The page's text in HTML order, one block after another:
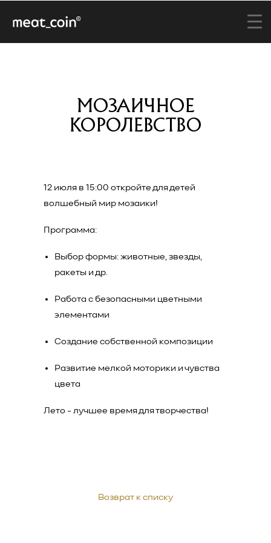
МОЗАИЧНОЕ
КОРОЛЕВСТВО
12 июля в 15:00 откройте для детей
волшебный мир мозаики!
Программа:
Выбор формы: животные, звезды,
ракеты и др.
Работа с безопасными цветными
элементами
Создание собственной композиции
Развитие мелкой моторики и чувства
цвета
Лето - лучшее время для творчества!
Возврат к списку